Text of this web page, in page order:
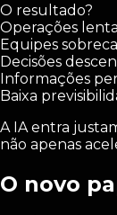
O resultado?
Operações
Equipes
Decisões
Informações
Baixa
A IA entra
não apenas
O novo